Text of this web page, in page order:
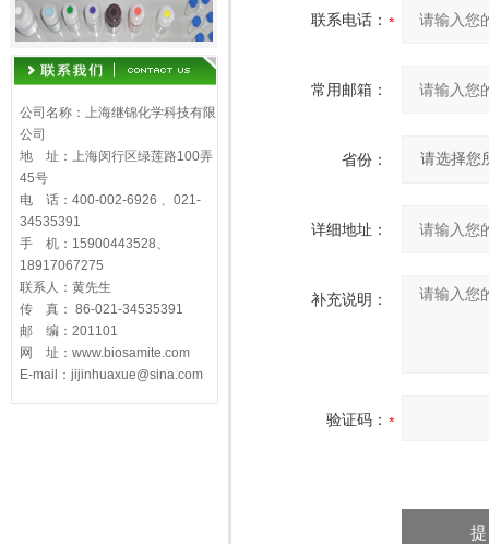
公司名称：上海继锦化学科技有限
公司
地 址：上海闵行区绿莲路100弄
45号
电 话：400-002-6926 、021-
34535391
手 机：15900443528、
18917067275
联系人：黄先生
传 真： 86-021-34535391
邮 编：201101
网 址：www.biosamite.com
E-mail：jijinhuaxue@sina.com
联系电话：
常用邮箱：
省份：
详细地址：
补充说明：
验证码：